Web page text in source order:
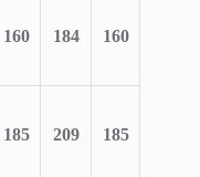
160 184 160
185 209 185